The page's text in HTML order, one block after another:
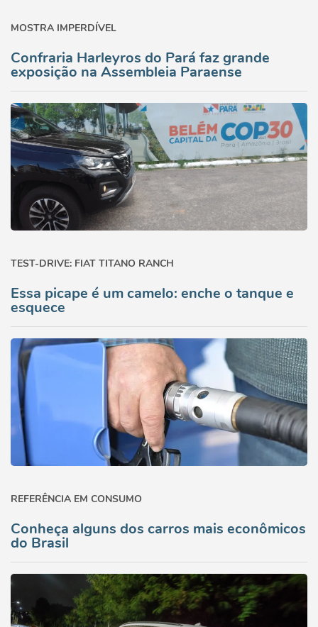
MOSTRA IMPERDÍVEL
Confraria Harleyros do Pará faz grande
exposição na Assembleia Paraense
TEST-DRIVE: FIAT TITANO RANCH
Essa picape é um camelo: enche o tanque e
esquece
REFERÊNCIA EM CONSUMO
Conheça alguns dos carros mais econômicos
do Brasil